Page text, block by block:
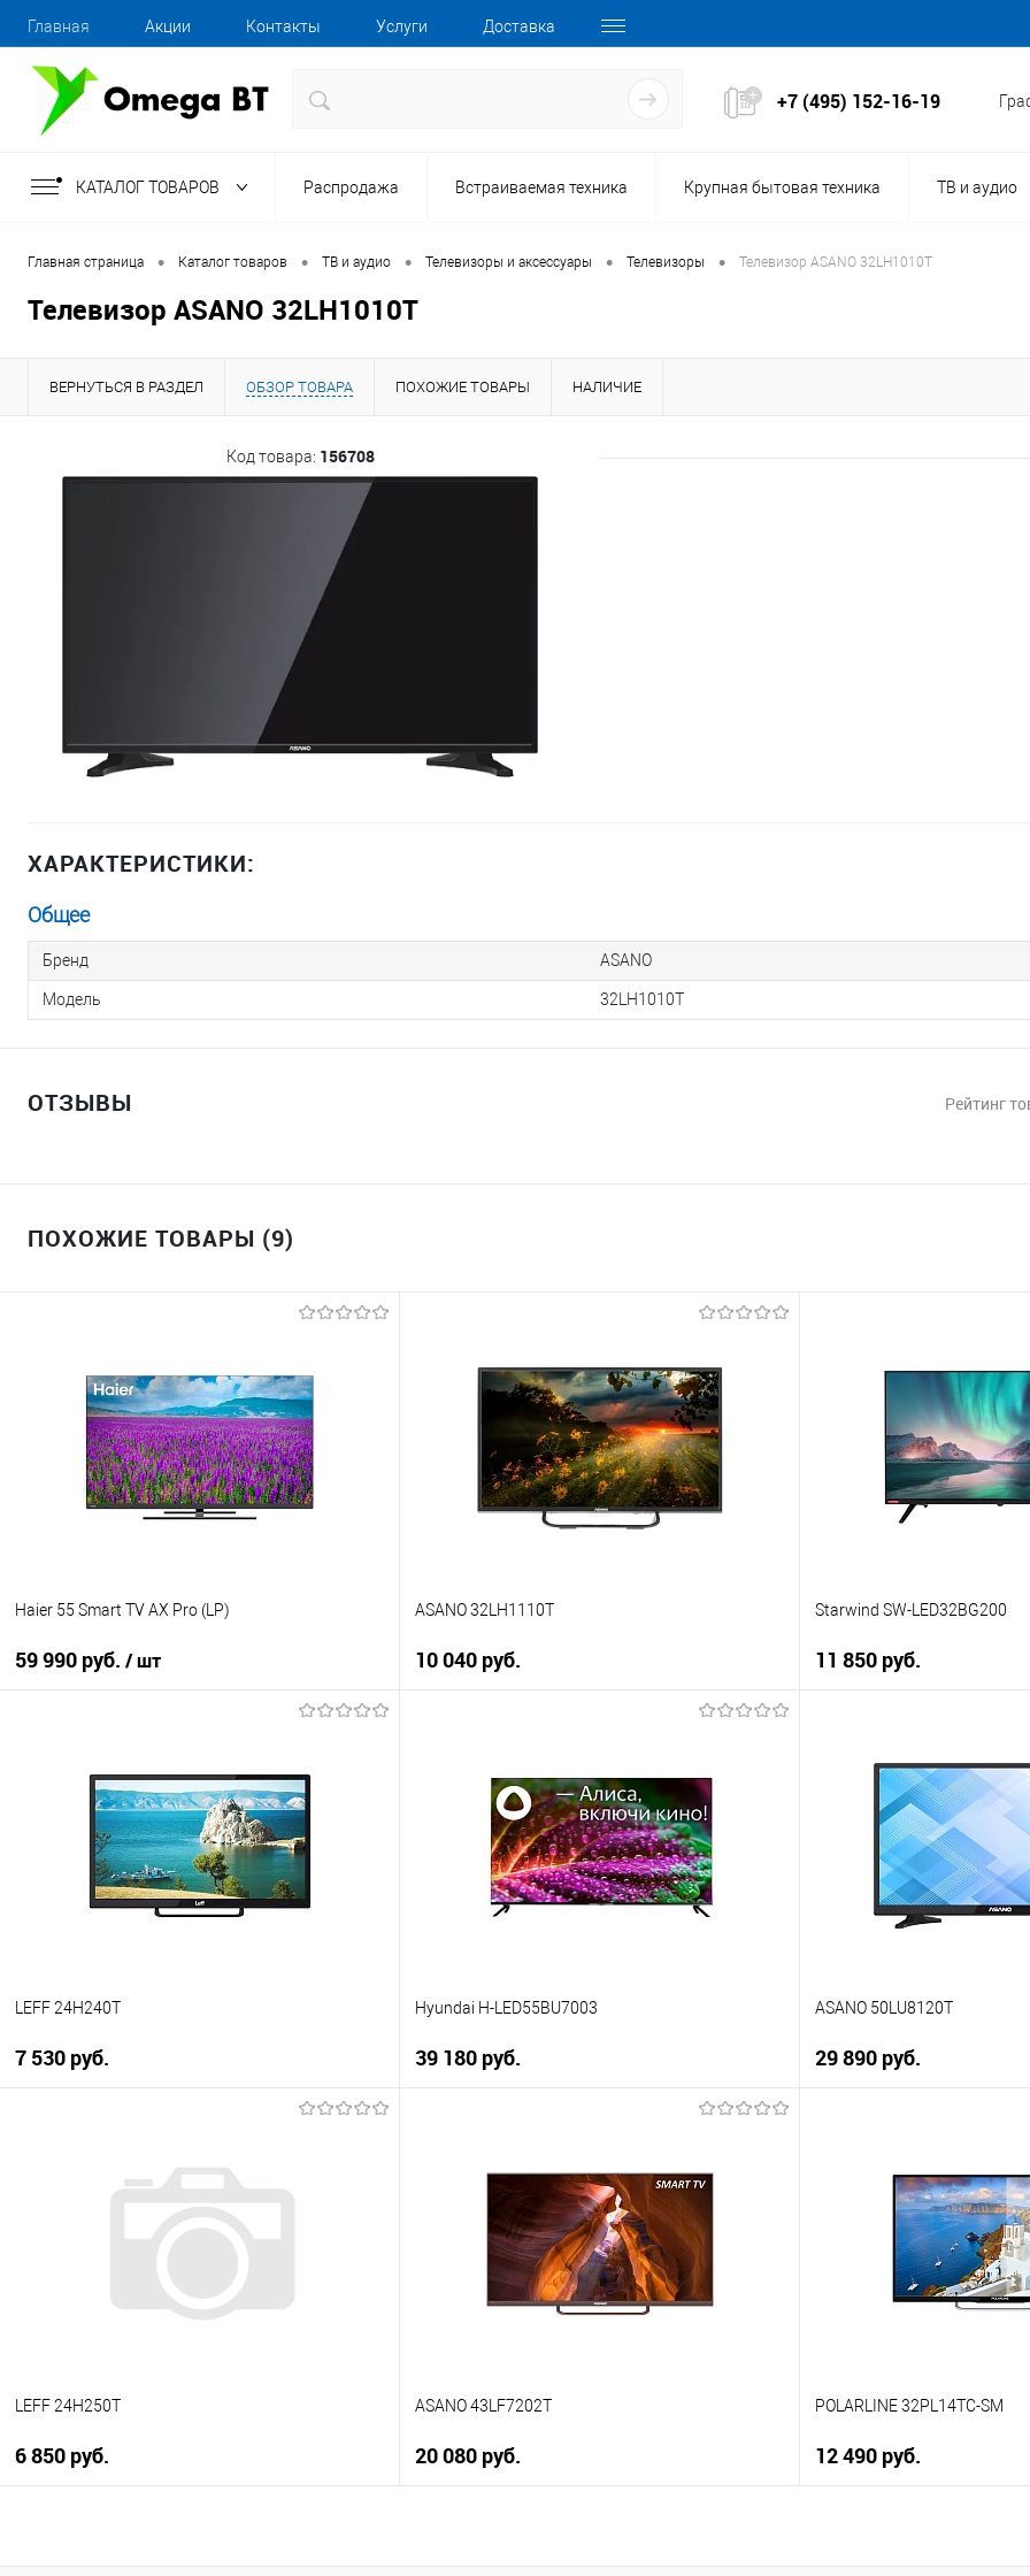
Главная Акции Контакты Услуги Доставка
+7 (495) 152-16-19
КАТАЛОГ ТОВАРОВ Распродажа Встраиваемая техника Крупная бытовая техника ТВ и аудио
Главная страница • Каталог товаров • ТВ и аудио • Телевизоры и аксессуары • Телевизоры • Телевизор ASANO 32LH1010T
Телевизор ASANO 32LH1010T
ВЕРНУТЬСЯ В РАЗДЕЛ ОБЗОР ТОВАРА ПОХОЖИЕ ТОВАРЫ НАЛИЧИЕ
Код товара: 156708
ХАРАКТЕРИСТИКИ:
Общее
Бренд ASANO
Модель 32LH1010T
ОТЗЫВЫ Рейтинг
ПОХОЖИЕ ТОВАРЫ (9)
Haier 55 Smart TV AX Pro (LP)
59 990 руб. / шт
Купить в 1 клик
К сравнению
В избранное
В наличии
ASANO 32LH1110T
10 040 руб.
Купить в 1 клик
К сравнению
В избранное
В наличии
Starwind SW-LED32BG200
11 850 руб.
Купить в 1 клик
К сравнению
В избранное
В наличии
LEFF 24H240T
7 530 руб.
Купить в 1 клик
К сравнению
Hyundai H-LED55BU7003
39 180 руб.
К сравнению
В избранное
В наличии
ASANO 50LU8120T
29 890 руб.
Купить в 1 клик
К сравнению
В избранное
В наличии
LEFF 24H250T
6 850 руб.
ASANO 43LF7202T
20 080 руб.
POLARLINE 32PL14TC-SM
12 490 руб.